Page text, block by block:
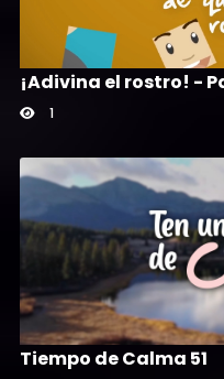
¡Adivina el rostro! -
1
Tiempo de Calma 51